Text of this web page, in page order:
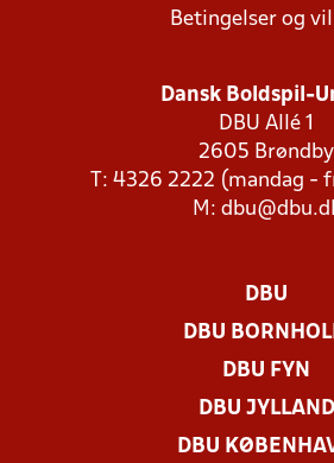
Betingelser og
Dansk Boldspil-
DBU Allé 1
2605 Brøndby
T: 4326 2222 (mandag -
M:
DBU
DBU
DBU FYN
DBU JYLLAND
DBU